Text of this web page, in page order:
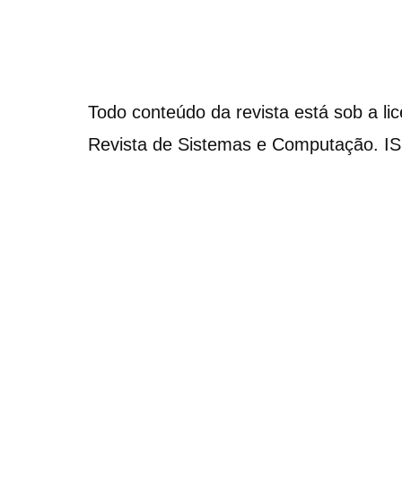
Todo conteúdo da revista está sob a
Revista de Sistemas e Computação.